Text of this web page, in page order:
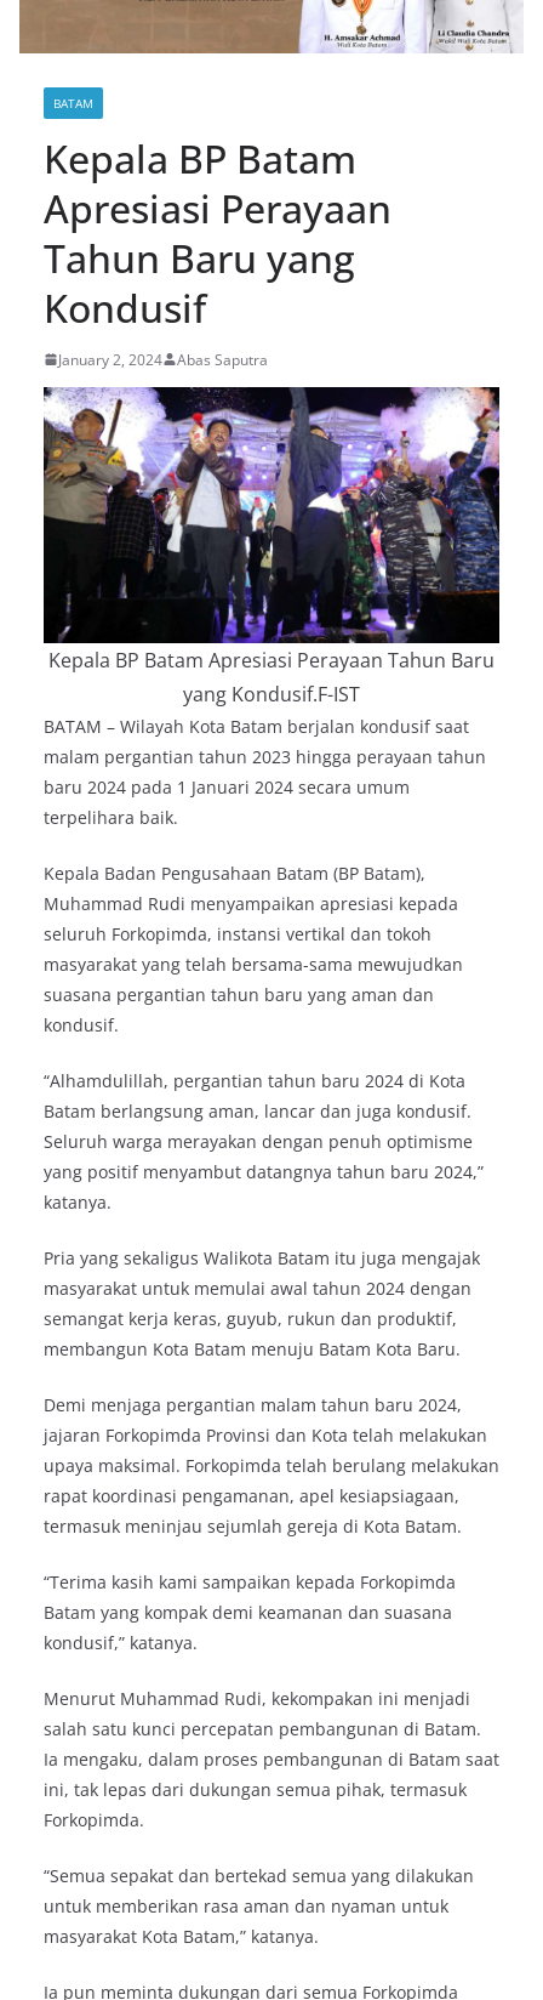
BATAM
Kepala BP Batam
Apresiasi Perayaan
Tahun Baru yang
Kondusif
January 2, 2024 Abas Saputra
Kepala BP Batam Apresiasi Perayaan Tahun Baru
yang Kondusif.F-IST
BATAM – Wilayah Kota Batam berjalan kondusif saat
malam pergantian tahun 2023 hingga perayaan tahun
baru 2024 pada 1 Januari 2024 secara umum
terpelihara baik.
Kepala Badan Pengusahaan Batam (BP Batam),
Muhammad Rudi menyampaikan apresiasi kepada
seluruh Forkopimda, instansi vertikal dan tokoh
masyarakat yang telah bersama-sama mewujudkan
suasana pergantian tahun baru yang aman dan
kondusif.
“Alhamdulillah, pergantian tahun baru 2024 di Kota
Batam berlangsung aman, lancar dan juga kondusif.
Seluruh warga merayakan dengan penuh optimisme
yang positif menyambut datangnya tahun baru 2024,”
katanya.
Pria yang sekaligus Walikota Batam itu juga mengajak
masyarakat untuk memulai awal tahun 2024 dengan
semangat kerja keras, guyub, rukun dan produktif,
membangun Kota Batam menuju Batam Kota Baru.
Demi menjaga pergantian malam tahun baru 2024,
jajaran Forkopimda Provinsi dan Kota telah melakukan
upaya maksimal. Forkopimda telah berulang melakukan
rapat koordinasi pengamanan, apel kesiapsiagaan,
termasuk meninjau sejumlah gereja di Kota Batam.
“Terima kasih kami sampaikan kepada Forkopimda
Batam yang kompak demi keamanan dan suasana
kondusif,” katanya.
Menurut Muhammad Rudi, kekompakan ini menjadi
salah satu kunci percepatan pembangunan di Batam.
Ia mengaku, dalam proses pembangunan di Batam saat
ini, tak lepas dari dukungan semua pihak, termasuk
Forkopimda.
“Semua sepakat dan bertekad semua yang dilakukan
untuk memberikan rasa aman dan nyaman untuk
masyarakat Kota Batam,” katanya.
Ia pun meminta dukungan dari semua Forkopimda